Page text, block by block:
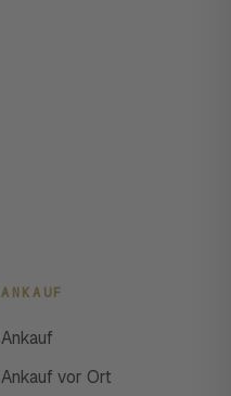
ANKAUF
Ankauf
Ankauf vor Ort